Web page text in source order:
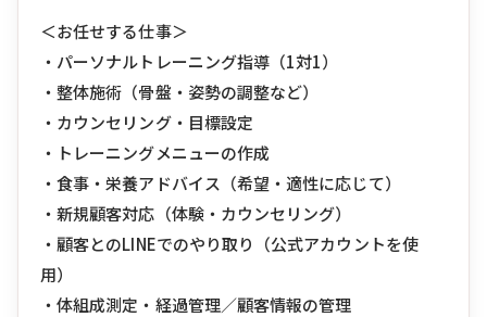
＜お任せする仕事＞
・パーソナルトレーニング指導（1対1）
・整体施術（骨盤・姿勢の調整など）
・カウンセリング・目標設定
・トレーニングメニューの作成
・食事・栄養アドバイス（希望・適性に応じて）
・新規顧客対応（体験・カウンセリング）
・顧客とのLINEでのやり取り（公式アカウントを使
用）
・体組成測定・経過管理／顧客情報の管理